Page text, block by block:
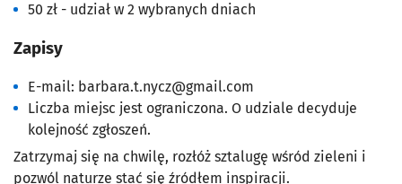
50 zł - udział w 2 wybranych dniach
Zapisy
E-mail: barbara.t.nycz@gmail.com
Liczba miejsc jest ograniczona. O udziale decyduje
kolejność zgłoszeń.
Zatrzymaj się na chwilę, rozłóż sztalugę wśród zieleni i
pozwól naturze stać się źródłem inspiracji.